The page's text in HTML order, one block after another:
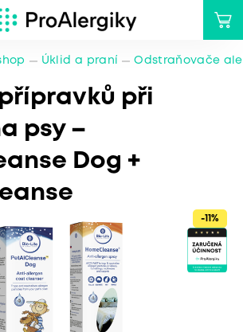
Úklid a praní Odstraňovače
při
psy –
Dog +
-11%